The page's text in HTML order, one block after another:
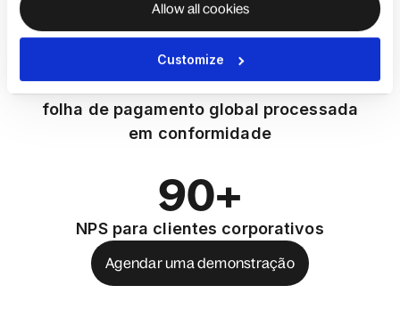
Allow all cookies
Customize
US$ 20+
bilhões
folha de pagamento global processada
em conformidade
90+
NPS para clientes corporativos
Agendar uma demonstração